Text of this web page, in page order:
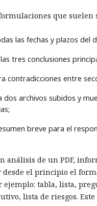
que suelen
las fechas y plazos del
tres conclusiones
contradicciones entre
dos archivos subidos y
breve para el
análisis de un PDF,
el principio el
ejemplo: tabla, lista,
lista de riesgos.